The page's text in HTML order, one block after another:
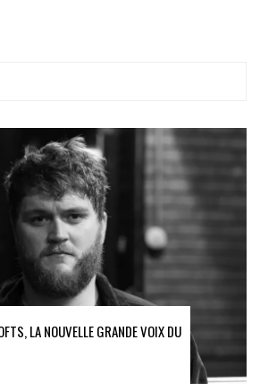
LA NOUVELLE GRANDE VOIX DU